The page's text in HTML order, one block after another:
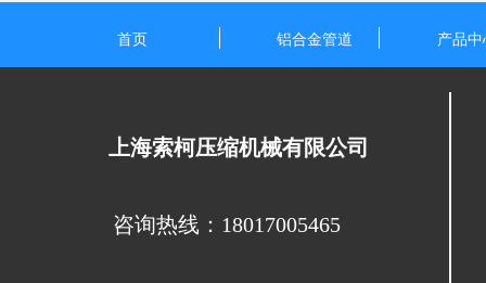
首页 铝合金管道 产品中
上海索柯压缩机械有限公司
咨询热线：18017005465